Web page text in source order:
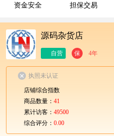
资金安全 担保交易
源码杂货店
自营 保 4年
执照未认证
店铺综合指数
商品数量： 41
累计访客： 49500
综合评分： 0.00